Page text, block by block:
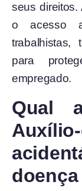
seus direitos.
o acesso a
trabalhistas,
para
empregado.
Qual